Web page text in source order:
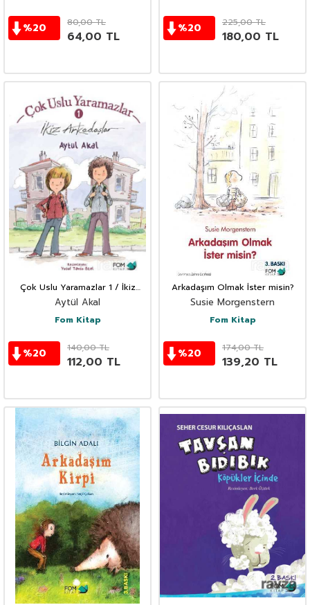
%20 80,00TL
64,00 TL
%20 225,00TL
180,00 TL
Çok Uslu Yaramazlar 1 / İkiz
Arkadaşlar
Aytül Akal
Fom Kitap
%20 140,00TL
112,00 TL
Arkadaşım Olmak İster misin?
Susie Morgenstern
Fom Kitap
%20 174,00TL
139,20 TL